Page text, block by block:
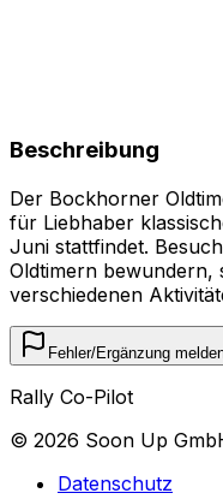
Beschreibung
Der Bockhorner
für Liebhaber
Juni stattfindet.
Oldtimern bewundern,
verschiedenen
Fehler/Ergänzung
Rally Co-Pilot
© 2026 Soon Up
Datenschutz